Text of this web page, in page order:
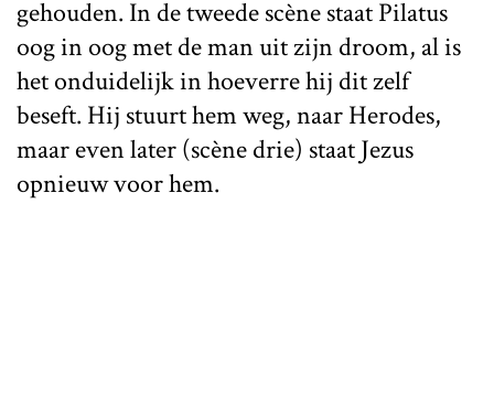
gehouden. In de tweede scène staat Pilatus
oog in oog met de man uit zijn droom, al is
het onduidelijk in hoeverre hij dit zelf
beseft. Hij stuurt hem weg, naar Herodes,
maar even later (scène drie) staat Jezus
opnieuw voor hem.